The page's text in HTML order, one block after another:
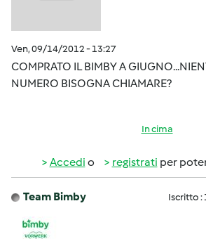
Ven, 09/14/2012 - 13:27
COMPRATO IL BIMBY A
NUMERO BISOGNA CHIAMARE?
In cima
Accedi o registrati per
Team Bimby Iscritto :